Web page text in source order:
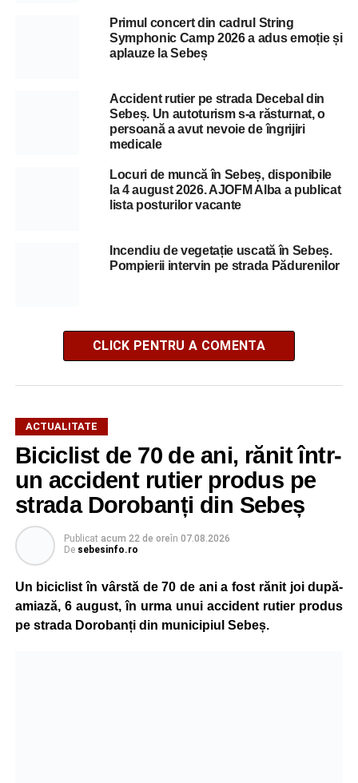
Primul concert din cadrul String
Symphonic Camp 2026 a adus emoție și
aplauze la Sebeș
Accident rutier pe strada Decebal din
Sebeș. Un autoturism s-a răsturnat, o
persoană a avut nevoie de îngrijiri
medicale
Locuri de muncă în Sebeș, disponibile
la 4 august 2026. AJOFM Alba a publicat
lista posturilor vacante
Incendiu de vegetație uscată în Sebeș.
Pompierii intervin pe strada Pădurenilor
CLICK PENTRU A COMENTA
ACTUALITATE
Biciclist de 70 de ani, rănit într-
un accident rutier produs pe
strada Dorobanți din Sebeș
Publicat acum 22 de oreîn 07.08.2026
De sebesinfo.ro
Un biciclist în vârstă de 70 de ani a fost rănit joi după-
amiază, 6 august, în urma unui accident rutier produs
pe strada Dorobanți din municipiul Sebeș.